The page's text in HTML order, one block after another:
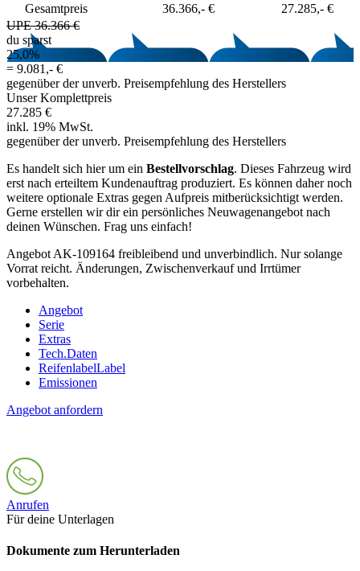
Gesamtpreis
36.366,- €
27.285,- €
UPE 36.366 €
du sparst
25,0%
= 9.081,- €
gegenüber der unverb. Preisempfehlung des Herstellers
Unser Komplettpreis
27.285 €
inkl. 19% MwSt.
gegenüber der unverb. Preisempfehlung des Herstellers
Es handelt sich hier um ein Bestellvorschlag. Dieses Fahrzeug wird
erst nach erteiltem Kundenauftrag produziert. Es können daher noch
weitere optionale Extras gegen Aufpreis mitberücksichtigt werden.
Gerne erstellen wir dir ein persönliches Neuwagenangebot nach
deinen Wünschen. Frag uns einfach!
Angebot AK-109164 freibleibend und unverbindlich. Nur solange
Vorrat reicht. Änderungen, Zwischenverkauf und Irrtümer
vorbehalten.
Angebot
Serie
Extras
Tech.Daten
ReifenlabelLabel
Emissionen
Angebot anfordern
Anrufen
Für deine Unterlagen
Dokumente zum Herunterladen